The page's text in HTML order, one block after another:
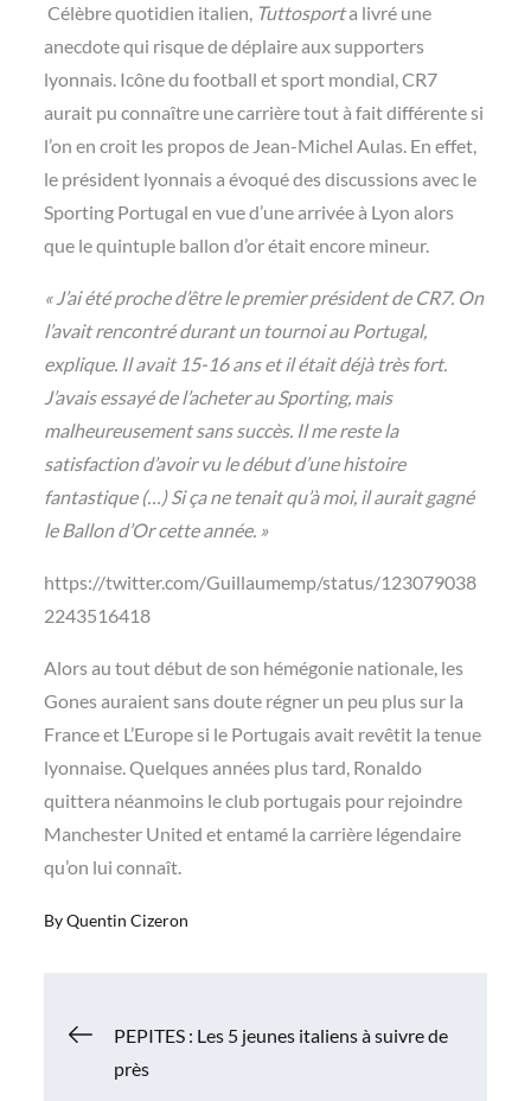
Célèbre quotidien italien, Tuttosporta livré une
anecdote qui risque de déplaire aux supporters
lyonnais. Icône du football et sport mondial, CR7
aurait pu connaître une carrière tout à fait différente si
l’on en croit les propos de Jean-Michel Aulas. En effet,
le président lyonnais a évoqué des discussions avec le
Sporting Portugal en vue d’une arrivée à Lyon alors
que le quintuple ballon d’or était encore mineur.
« J’ai été proche d’être le premier président de CR7. On
l’avait rencontré durant un tournoi au Portugal,
explique. Il avait 15-16 ans et il était déjà très fort.
J’avais essayé de l’acheter au Sporting, mais
malheureusement sans succès. Il me reste la
satisfaction d’avoir vu le début d’une histoire
fantastique (…) Si ça ne tenait qu’à moi, il aurait gagné
le Ballon d’Or cette année. »
https://twitter.com/Guillaumemp/status/123079038
2243516418
Alors au tout début de son hémégonie nationale, les
Gones auraient sans doute régner un peu plus sur la
France et L’Europe si le Portugais avait revêtit la tenue
lyonnaise. Quelques années plus tard, Ronaldo
quittera néanmoins le club portugais pour rejoindre
Manchester United et entamé la carrière légendaire
qu’on lui connaît.
ByQuentin Cizeron
Navigation
PEPITES : Les 5 jeunes italiens à suivre de
près